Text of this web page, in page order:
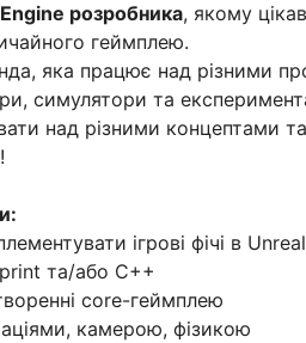
розробника, якому
геймплею.
яка працює над різними
симулятори та
над різними концептами
ігрові фічі в
та/або C++
core-геймплею
камерою, фізикою